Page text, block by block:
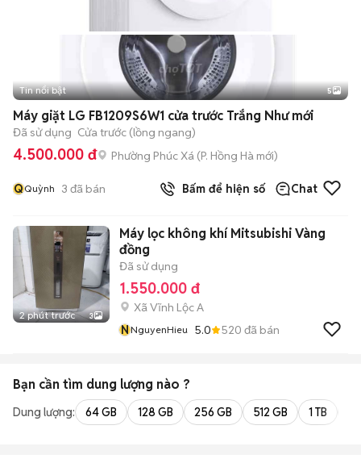
Tin nổi bật 5
Máy giặt LG FB1209S6W1 cửa trước Trắng Như mới
Đã sử dụng Cửa trước (lồng ngang)
4.500.000 đ Phường Phúc Xá (P. Hồng Hà mới)
QQuỳnh 3 đã bán Bấm để hiện số Chat
2 phút trước 3
Máy lọc không khí Mitsubishi Vàng
đồng
Đã sử dụng
1.550.000 đ
Xã Vĩnh Lộc A
NNguyenHieu 5.0 520 đã bán
Bạn cần tìm dung lượng nào ?
Dung lượng: 64 GB 128 GB 256 GB 512 GB 1 TB